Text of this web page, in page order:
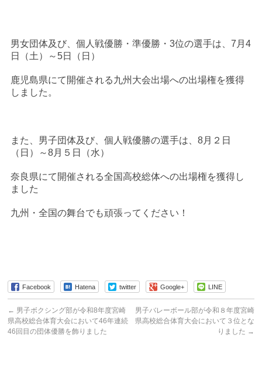
男女団体及び、個人戦優勝・準優勝・3位の選手は、7月4
日（土）～5日（日）
鹿児島県にて開催される九州大会出場への出場権を獲得
しました。
また、男子団体及び、個人戦優勝の選手は、8月２日
（日）～8月５日（水）
奈良県にて開催される全国高校総体への出場権を獲得し
ました
九州・全国の舞台でも頑張ってください！
Facebook Hatena twitter Google+ LINE
← 男子ボクシング部が令和8年度宮崎
県高校総合体育大会において46年連続
46回目の団体優勝を飾りました
男子バレーボール部が令和８年度宮崎
県高校総合体育大会において３位とな
りました →